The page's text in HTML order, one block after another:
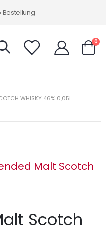
Bestellung
0
WHISKY 46% 0,05L
Malt Scotch
Scotch